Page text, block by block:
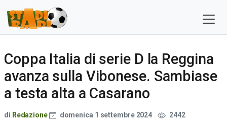
Coppa Italia di serie D la Reggina
avanza sulla Vibonese. Sambiase
a testa alta a Casarano
di Redazione domenica 1 settembre 2024 2442